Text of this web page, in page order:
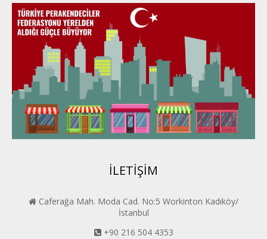
Kayseri PERDER
Karadeniz Perder
Konya PERDER
Van PERDER
BEYPER
İLETİŞİM
Caferağa Mah. Moda Cad. No:5 Workinton Kadıköy/
İstanbul
+90 216 504 4353